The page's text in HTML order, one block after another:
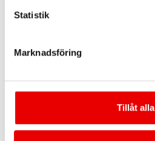
Statistik
Marknadsföring
Tillåt alla